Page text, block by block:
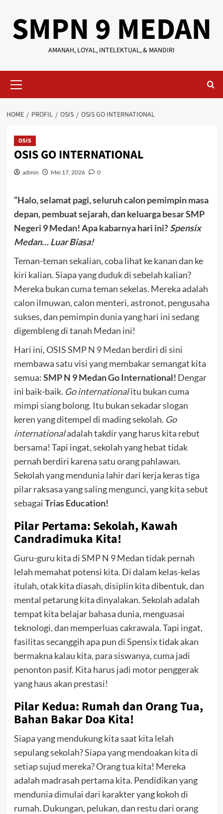
contentSMPN 9 MEDAN
AMANAH, LOYAL, INTELEKTUAL, & MANDIRI
Menu
HOME PROFIL OSIS OSIS GO INTERNATIONAL
OSIS
OSIS GO INTERNATIONAL
admin Mei 17, 2026 0
“Halo, selamat pagi, seluruh calon pemimpin masa
depan, pembuat sejarah, dan keluarga besar SMP
Negeri 9 Medan! Apa kabarnya hari ini?Spensix
Medan… Luar Biasa!
Teman-teman sekalian, coba lihat ke kanan dan ke
kiri kalian. Siapa yang duduk di sebelah kalian?
Mereka bukan cuma teman sekelas. Mereka adalah
calon ilmuwan, calon menteri, astronot, pengusaha
sukses, dan pemimpin dunia yang hari ini sedang
digembleng di tanah Medan ini!
Hari ini, OSIS SMP N 9 Medan berdiri di sini
membawa satu visi yang membakar semangat kita
semua:SMP N 9 Medan Go International! Dengar
ini baik-baik. Go internationalitu bukan cuma
mimpi siang bolong. Itu bukan sekadar slogan
keren yang ditempel di mading sekolah. Go
internationaladalah takdir yang harus kita rebut
bersama! Tapi ingat, sekolah yang hebat tidak
pernah berdiri karena satu orang pahlawan.
Sekolah yang mendunia lahir dari kerja keras tiga
pilar raksasa yang saling mengunci, yang kita sebut
sebagaiTrias Education!
Pilar Pertama: Sekolah, Kawah
Candradimuka Kita!
Guru-guru kita di SMP N 9 Medan tidak pernah
lelah memahat potensi kita. Di dalam kelas-kelas
itulah, otak kita diasah, disiplin kita dibentuk, dan
mental petarung kita dinyalakan. Sekolah adalah
tempat kita belajar bahasa dunia, menguasai
teknologi, dan memperluas cakrawala. Tapi ingat,
fasilitas secanggih apa pun di Spensix tidak akan
bermakna kalau kita, para siswanya, cuma jadi
penonton pasif. Kita harus jadi motor penggerak
yang haus akan prestasi!
Pilar Kedua: Rumah dan Orang Tua,
Bahan Bakar Doa Kita!
Siapa yang mendukung kita saat kita lelah
sepulang sekolah? Siapa yang mendoakan kita di
setiap sujud mereka? Orang tua kita! Mereka
adalah madrasah pertama kita. Pendidikan yang
mendunia dimulai dari karakter yang kokoh di
rumah. Dukungan, pelukan, dan restu dari orang